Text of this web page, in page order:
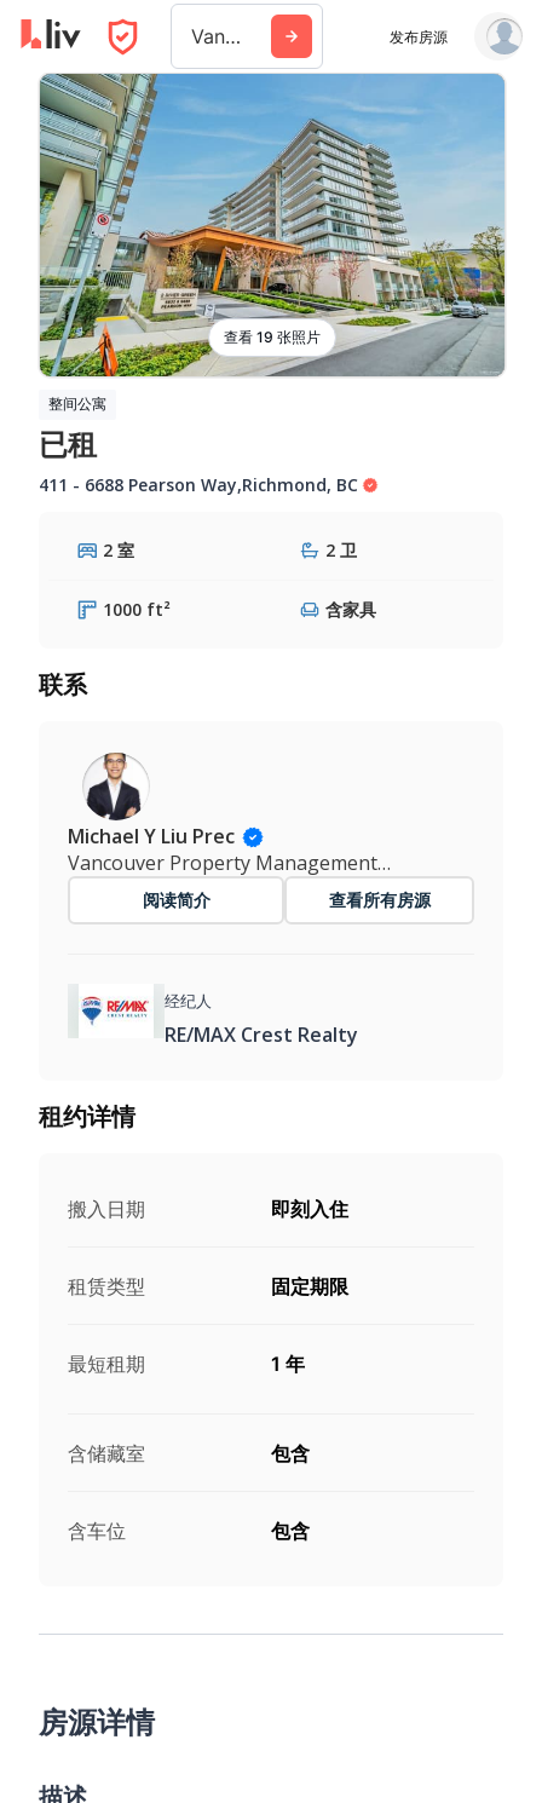
Vancouver 发布房源
查看 19 张照片
整间公寓
已租
411 - 6688 Pearson Way,Richmond, BC
2 室 2 卫
1000 ft² 含家具
联系
Michael Y Liu Prec
Vancouver Property Management Master
阅读简介 查看所有房源
经纪人
RE/MAX Crest Realty
租约详情
搬入日期 即刻入住
租赁类型 固定期限
最短租期 1 年
含储藏室 包含
含车位 包含
房源详情
描述